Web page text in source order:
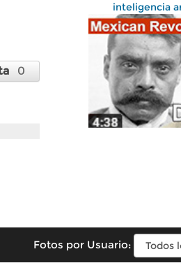
0
inteligencia
Fotos por Usuario: